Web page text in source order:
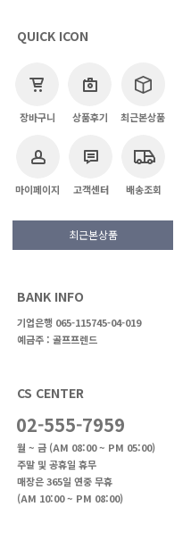
QUICK ICON
장바구니 상품후기 최근본상품
마이페이지 고객센터 배송조회
최근본상품
BANK INFO
기업은행 065-115745-04-019
예금주 : 골프프렌드
CS CENTER
02-555-7959
월 ~ 금 (AM 08:00 ~ PM 05:00)
주말 및 공휴일 휴무
매장은 365일 연중 무휴
(AM 10:00 ~ PM 08:00)
>신품클럽 >드라이버
65%